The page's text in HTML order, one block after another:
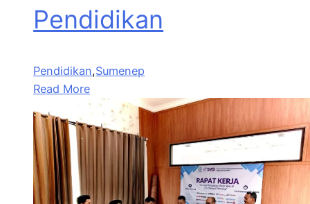
Pendidikan
Pendidikan,Sumenep
Read More